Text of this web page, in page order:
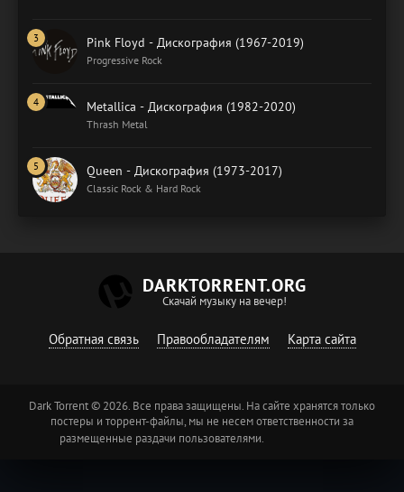
Pink Floyd - Дискография (1967-2019)
Progressive Rock
Metallica - Дискография (1982-2020)
Thrash Metal
Queen - Дискография (1973-2017)
Classic Rock & Hard Rock
DARKTORRENT.ORG
Скачай музыку на вечер!
Обратная связь Правообладателям Карта сайта
Dark Torrent © 2026. Все права защищены. На сайте хранятся только
постеры и торрент-файлы, мы не несем ответственности за
размещенные раздачи пользователями.